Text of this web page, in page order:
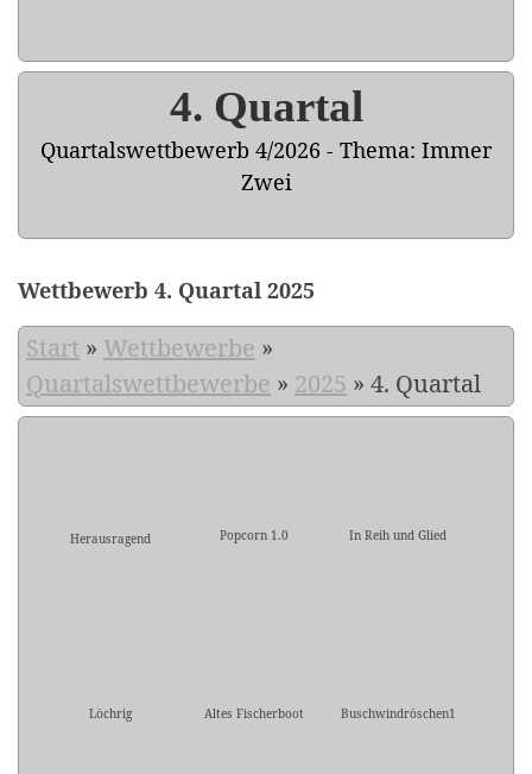
4. Quartal
Quartalswettbewerb 4/2026 - Thema: Immer
Zwei
Wettbewerb 4. Quartal 2025
Start » Wettbewerbe »
Quartalswettbewerbe » 2025 » 4. Quartal
Herausragend Popcorn 1.0 In Reih und Glied
Löchrig Altes Fischerboot Buschwindröschen1